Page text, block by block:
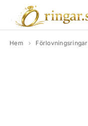
Hem › Förlovningsringar